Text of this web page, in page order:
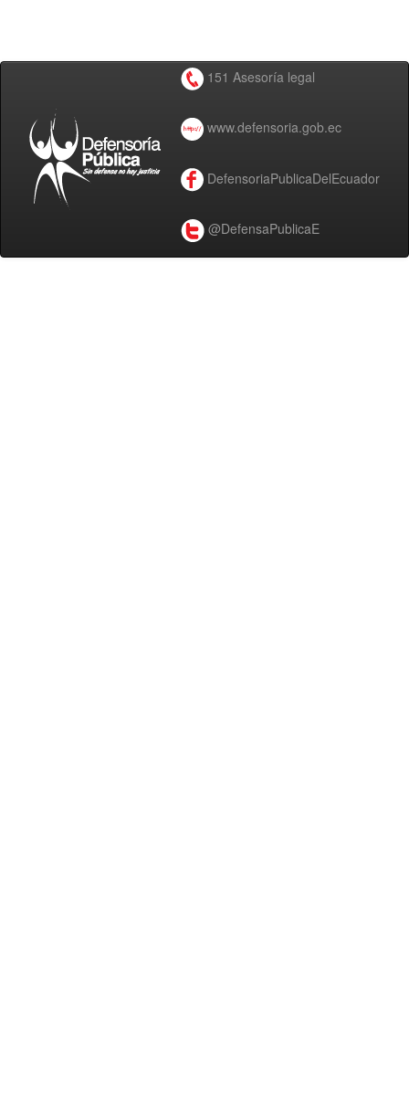
151 Asesoría legal
www.defensoria.gob.ec
DefensoriaPublicaDelEcuador
@DefensaPublicaE